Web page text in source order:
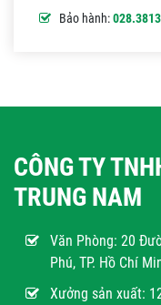
Bảo hành:
CÔNG TY
TRUNG NAM
Văn Phòng: 20
Phú, TP. Hồ Chí
Xưởng sản xuất: